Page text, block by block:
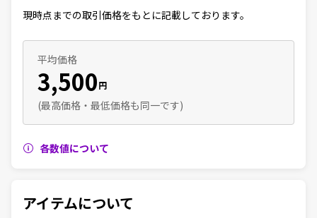
現時点までの取引価格をもとに記載しております。
平均価格
3,500円
(最高価格・最低価格も同一です)
各数値について
アイテムについて